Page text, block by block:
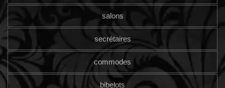
salons
secrétaires
commodes
bibelots